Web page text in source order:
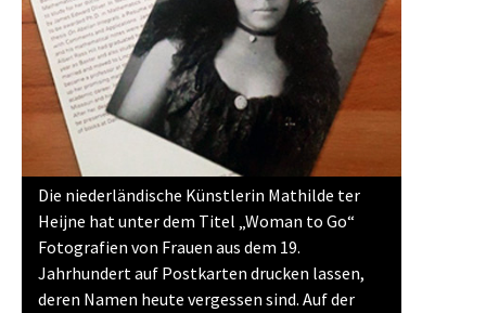
Die niederländische Künstlerin Mathilde ter
Heijne hat unter dem Titel „Woman to Go“
Fotografien von Frauen aus dem 19.
Jahrhundert auf Postkarten drucken lassen,
deren Namen heute vergessen sind. Auf der